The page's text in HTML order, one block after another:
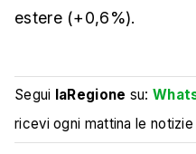
estere (+0,6%).
Segui laRegione su:
ricevi ogni mattina le notizie